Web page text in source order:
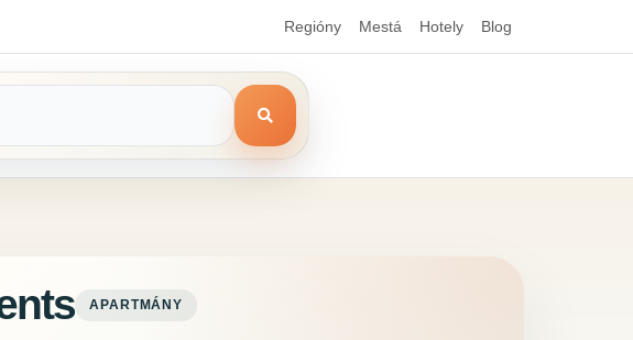
Regióny Mestá Hotely Blog
APARTMÁNY